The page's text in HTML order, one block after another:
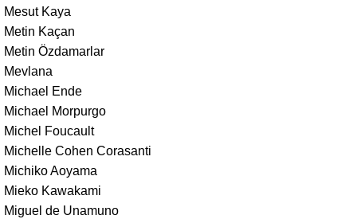
Mesut Kaya
Metin Kaçan
Metin Özdamarlar
Mevlana
Michael Ende
Michael Morpurgo
Michel Foucault
Michelle Cohen Corasanti
Michiko Aoyama
Mieko Kawakami
Miguel de Unamuno